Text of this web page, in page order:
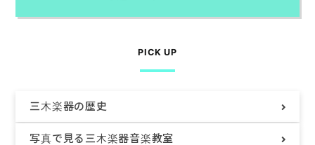
PICK UP
三木楽器の歴史
写真で見る 三木楽器音楽教室